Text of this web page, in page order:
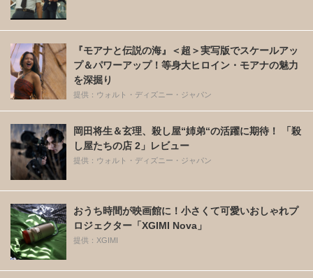
『モアナと伝説の海』＜超＞実写版でスケールアッ
プ＆パワーアップ！等身大ヒロイン・モアナの魅力
を深掘り
提供：ウォルト・ディズニー・ジャパン
岡田将生＆玄理、殺し屋“姉弟“の活躍に期待！ 「殺
し屋たちの店 2」レビュー
提供：ウォルト・ディズニー・ジャパン
おうち時間が映画館に！小さくて可愛いおしゃれプ
ロジェクター「XGIMI Nova」
提供：XGIMI